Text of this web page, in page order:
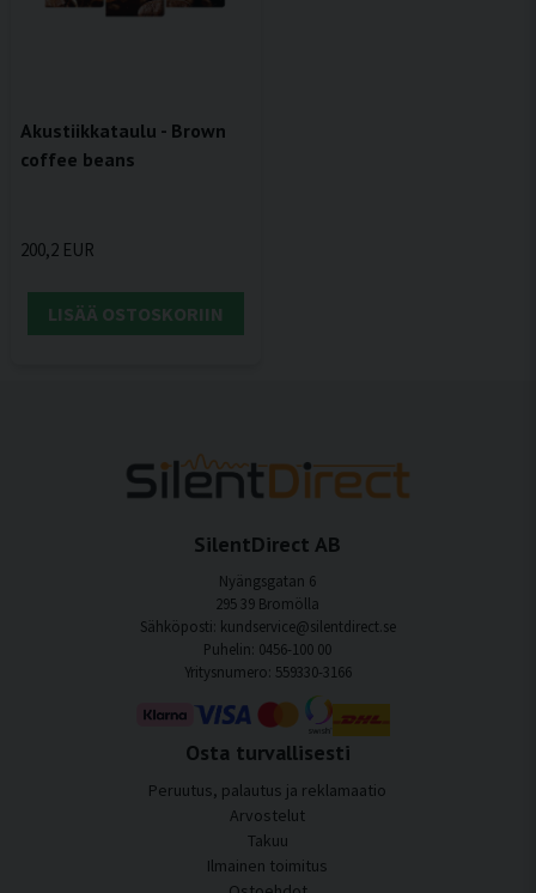
Akustiikkataulu - Brown
coffee beans
200,2 EUR
LISÄÄ OSTOSKORIIN
SilentDirect AB
Nyängsgatan 6
295 39 Bromölla
Sähköposti: kundservice@silentdirect.se
Puhelin: 0456-100 00
Yritysnumero: 559330-3166
Osta turvallisesti
Peruutus, palautus ja reklamaatio
Arvostelut
Takuu
Ilmainen toimitus